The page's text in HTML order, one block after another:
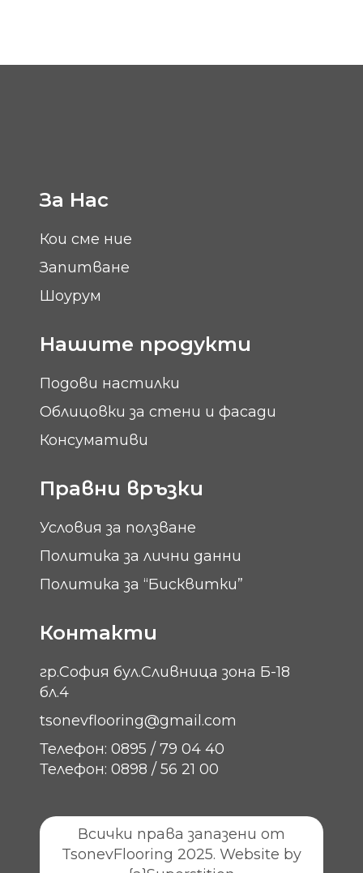
За Нас
Кои сме ние
Запитване
Шоурум
Нашите продукти
Подови настилки
Облицовки за стени и фасади
Консумативи
Правни връзки
Условия за ползване
Политика за лични данни
Политика за “Бисквитки”
Контакти
гр.София бул.Сливница зона Б-18
бл.4
tsonevflooring@gmail.com
Телефон: 0895 / 79 04 40
Телефон: 0898 / 56 21 00
Всички права запазени от
TsonevFlooring 2025. Website by